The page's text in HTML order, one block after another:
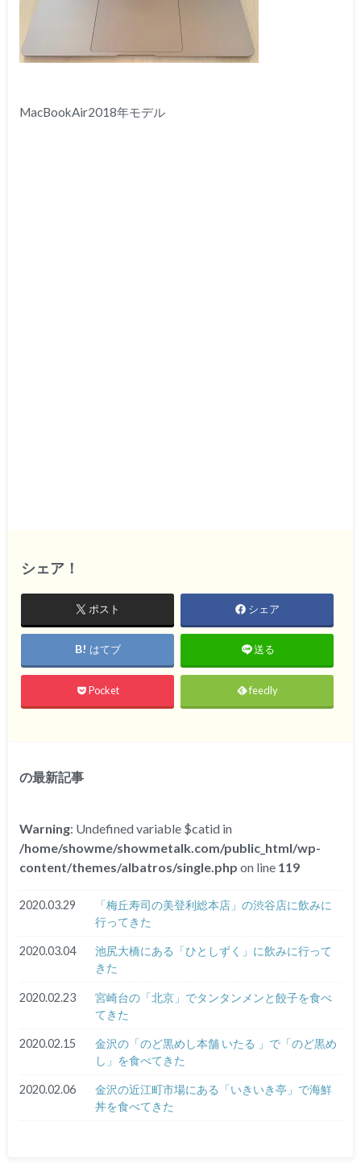
MacBookAir2018年モデル
シェア！
ポスト シェア
はてブ 送る
Pocket feedly
の最新記事
Warning: Undefined variable $catid in
/home/showme/showmetalk.com/public_html/wp-
content/themes/albatros/single.php on line 119
2020.03.29
「梅丘寿司の美登利総本店」の渋谷店に飲みに
行ってきた
2020.03.04
池尻大橋にある「ひとしずく」に飲みに行って
きた
2020.02.23
宮崎台の「北京」でタンタンメンと餃子を食べ
てきた
2020.02.15
金沢の「のど黒めし本舗 いたる 」で「のど黒め
し」を食べてきた
2020.02.06
金沢の近江町市場にある「いきいき亭」で海鮮
丼を食べてきた